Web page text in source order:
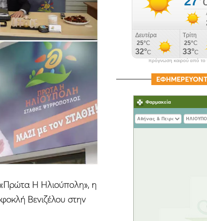
«Πρώτα Η Ηλιούπολη», η
Βενιζέλου στην
πρόγνωση καιρού από το